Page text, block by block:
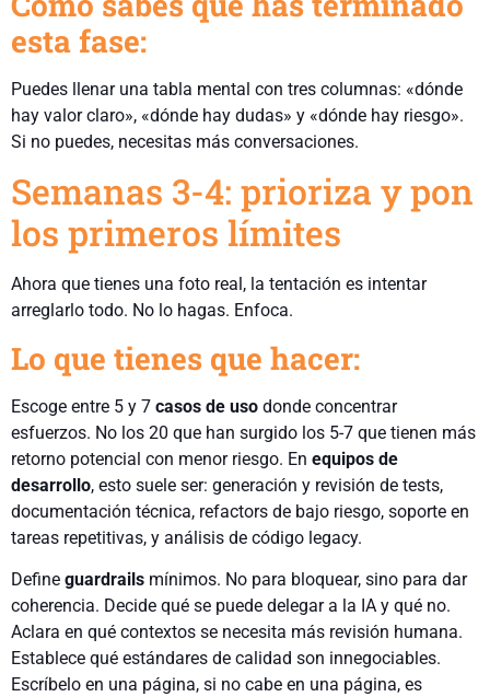
esta fase:
Puedes llenar una tabla mental con tres columnas: «dónde
hay valor claro», «dónde hay dudas» y «dónde hay riesgo».
Si no puedes, necesitas más conversaciones.
Semanas 3-4: prioriza y pon
los primeros límites
Ahora que tienes una foto real, la tentación es intentar
arreglarlo todo. No lo hagas. Enfoca.
Lo que tienes que hacer:
Escoge entre 5 y 7 casos de uso donde concentrar
esfuerzos. No los 20 que han surgido los 5-7 que tienen más
retorno potencial con menor riesgo. En equipos de
desarrollo, esto suele ser: generación y revisión de tests,
documentación técnica, refactors de bajo riesgo, soporte en
tareas repetitivas, y análisis de código legacy.
Define guardrails mínimos. No para bloquear, sino para dar
coherencia. Decide qué se puede delegar a la IA y qué no.
Aclara en qué contextos se necesita más revisión humana.
Establece qué estándares de calidad son innegociables.
Escríbelo en una página, si no cabe en una página, es